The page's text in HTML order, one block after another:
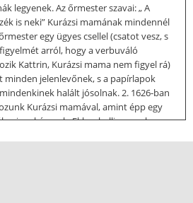
legyenek. Az őrmester szavai: „ A
is neki” Kurázsi mamának mindennél
egy ügyes csellel (csatot vesz, s
arról, hogy a verbuváló
Kattrin, Kurázsi mama nem figyel rá)
minden jelenlevőnek, s a papírlapok
halált jósolnak. 2. 1626-ban
Kurázsi mamával, amint épp egy
szakácsnak. Ekkor hallja meg, hogy
a felesleges hősködésért.